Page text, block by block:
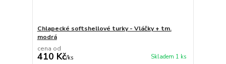
Chlapecké softshellové turky - Vláčky + tm.
modrá
cena od
410 Kč/ks Skladem 1 ks